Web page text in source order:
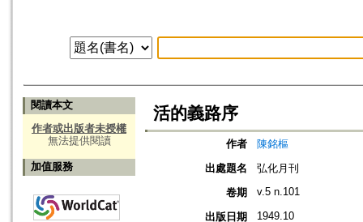
閱讀本文
作者或出版者未授權
無法提供閱讀
加值服務
活的義路序
作者
陳銘樞
出處題名
弘化月刊
卷期
v.5 n.101
出版日期 1949.10